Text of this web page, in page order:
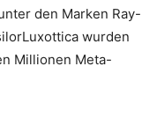
den Marken Ray-
wurden
Millionen Meta-